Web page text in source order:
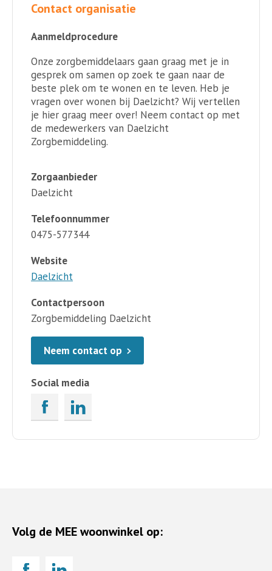
Contact organisatie
Aanmeldprocedure
Onze zorgbemiddelaars gaan graag met je in
gesprek om samen op zoek te gaan naar de
beste plek om te wonen en te leven. Heb je
vragen over wonen bij Daelzicht? Wij vertellen
je hier graag meer over! Neem contact op met
de medewerkers van Daelzicht
Zorgbemiddeling.
Zorgaanbieder
Daelzicht
Telefoonnummer
0475-577344
Website
Daelzicht
Contactpersoon
Zorgbemiddeling Daelzicht
Neem contact op
Social media
Volg de MEE woonwinkel op: